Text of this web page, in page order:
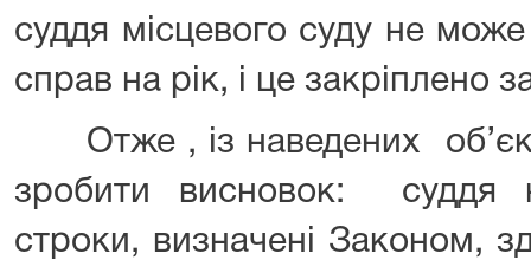
суддя місцевого суду не
справ на рік, і це закріплено
Отже , із наведених
зробити висновок: суддя
строки, визначені Законом,